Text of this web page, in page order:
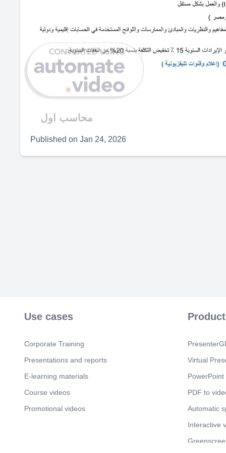
محاسب اول
Published on Jan 24, 2026
Use cases
Corporate Training
Presentations and reports
E-learning materials
Course videos
Promotional videos
Product
Virtual
PDF to
Automatic
Interactive